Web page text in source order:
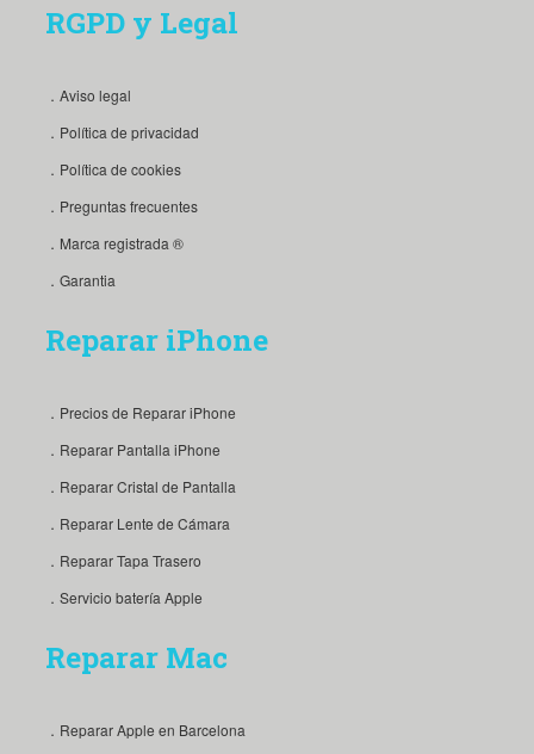
RGPD y Legal
．Aviso legal
．Política de privacidad
．Política de cookies
．Preguntas frecuentes
．Marca registrada ®
．Garantia
Reparar iPhone
．Precios de Reparar iPhone
．Reparar Pantalla iPhone
．Reparar Cristal de Pantalla
．Reparar Lente de Cámara
．Reparar Tapa Trasero
．Servicio batería Apple
Reparar Mac
．Reparar Apple en Barcelona